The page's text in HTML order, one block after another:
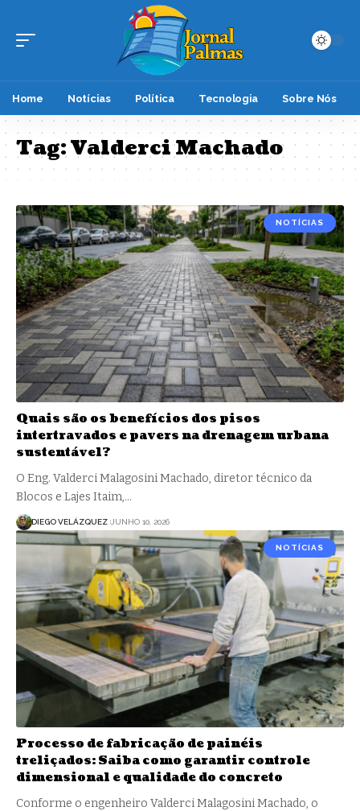
Home Notícias Política Tecnologia Sobre Nós
Tag:Valderci Machado
NOTÍCIAS
Quais são os benefícios dos pisos
intertravados e pavers na drenagem urbana
sustentável?
O Eng. Valderci Malagosini Machado, diretor técnico da
Blocos e Lajes Itaim,…
DIEGO VELÁZQUEZ JUNHO 10, 2026
NOTÍCIAS
Processo de fabricação de painéis
treliçados: Saiba como garantir controle
dimensional e qualidade do concreto
Conforme o engenheiro Valderci Malagosini Machado, o